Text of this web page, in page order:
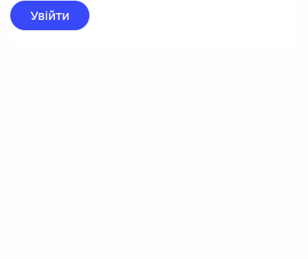
реєстрації.
Увійти